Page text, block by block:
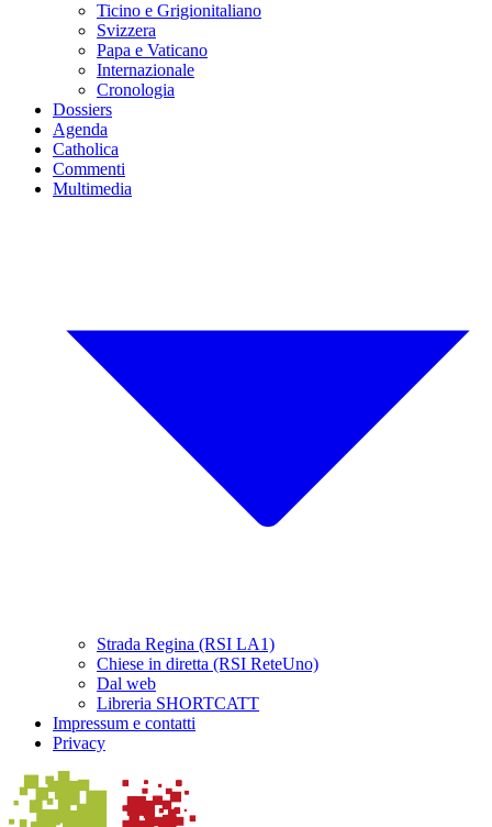
Ticino e Grigionitaliano
Svizzera
Papa e Vaticano
Internazionale
Cronologia
Dossiers
Agenda
Catholica
Commenti
Multimedia
Strada Regina (RSI LA1)
Chiese in diretta (RSI ReteUno)
Dal web
Libreria SHORTCATT
Impressum e contatti
Privacy